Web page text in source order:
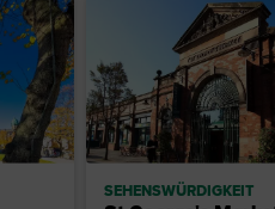
SEHENSWÜRDIGKEIT